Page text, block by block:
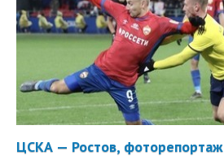
ЦСКА — Ростов, фоторепортаж